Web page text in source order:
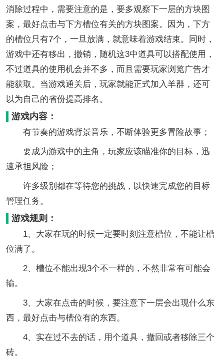
消除过程中，需要注意的是，要多观察下一层的方块图
案，最好点击与下方槽位有关的方块图案。因为，下方
的槽位只有7个，一旦放满，就意味着游戏结束。同时，
游戏中还有移出，撤销，随机这3中道具可以搭配使用，
不过道具的使用机会并不多，而且需要玩家浏览广告才
能获取。当游戏通关后，玩家就能正式加入羊群，还可
以为自己的省份提高排名。
游戏内容：
有节奏的游戏背景音乐，不断体验更多冒险故事；
要成为游戏中的主角，玩家应该瞄准你的目标，迅
速承担风险；
许多级别都在等待您的挑战，以快速完成您的目标
管理任务。
游戏规则：
1、大家在玩的时候一定要时刻注意槽位，不能让槽
位满了。
2、槽位不能出现3个不一样的，不然非常有可能会
输。
3、大家在点击的时候，要注意下一层会出现什么东
西，最好点击与槽位有的东西。
4、实在过不去的话，用个道具，撤回或者移除三个
砖。